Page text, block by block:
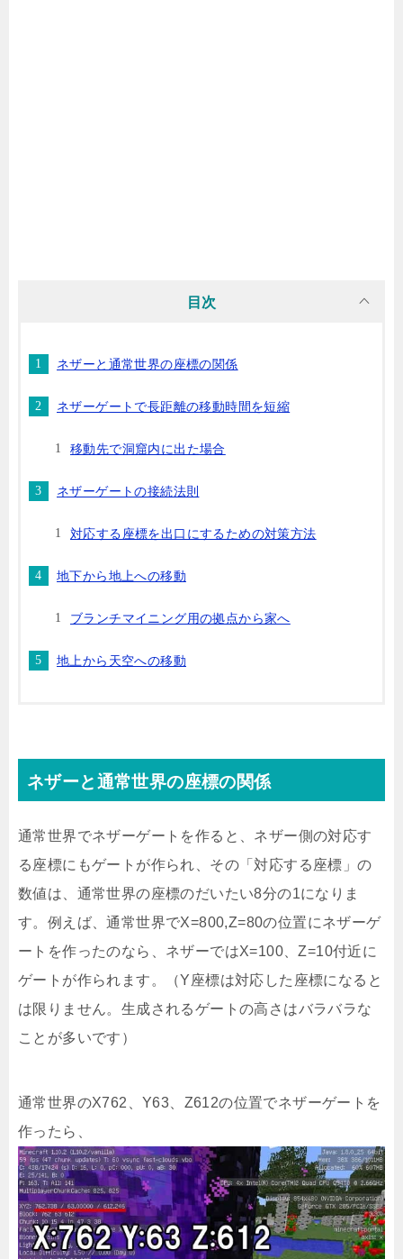
目次
ネザーと通常世界の座標の関係
ネザーゲートで長距離の移動時間を短縮
移動先で洞窟内に出た場合
ネザーゲートの接続法則
対応する座標を出口にするための対策方法
地下から地上への移動
ブランチマイニング用の拠点から家へ
地上から天空への移動
ネザーと通常世界の座標の関係
通常世界でネザーゲートを作ると、ネザー側の対応す
る座標にもゲートが作られ、その「対応する座標」の
数値は、通常世界の座標のだいたい8分の1になりま
す。例えば、通常世界でX=800,Z=80の位置にネザーゲ
ートを作ったのなら、ネザーではX=100、Z=10付近に
ゲートが作られます。（Y座標は対応した座標になると
は限りません。生成されるゲートの高さはバラバラな
ことが多いです）
通常世界のX762、Y63、Z612の位置でネザーゲートを
作ったら、